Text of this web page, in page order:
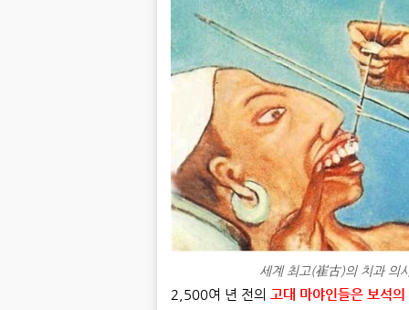
세계 최고(崔古)의 치과
2,500여 년 전의 고대 마야인들은 보석